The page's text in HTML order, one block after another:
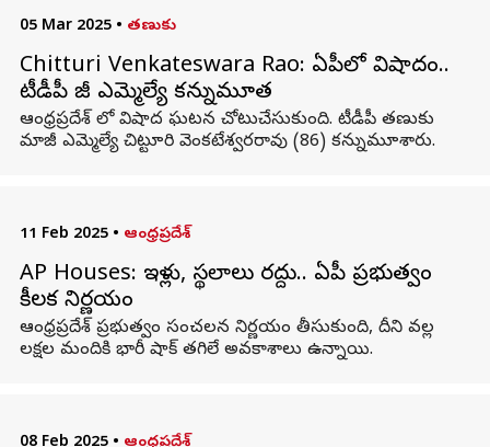
05 Mar 2025 • తణుకు
Chitturi Venkateswara Rao: ఏపీలో విషాదం..
టీడీపీ మాజీ ఎమ్మెల్యే కన్నుమూత
ఆంధ్రప్రదేశ్ లో విషాద ఘటన చోటుచేసుకుంది. టీడీపీ తణుకు
మాజీ ఎమ్మెల్యే చిట్టూరి వెంకటేశ్వరరావు (86) కన్నుమూశారు.
11 Feb 2025 • ఆంధ్రప్రదేశ్
AP Houses: ఇళ్లు, స్థలాలు రద్దు.. ఏపీ ప్రభుత్వం
కీలక నిర్ణయం
ఆంధ్రప్రదేశ్ ప్రభుత్వం సంచలన నిర్ణయం తీసుకుంది, దీని వల్ల
లక్షల మందికి భారీ షాక్ తగిలే అవకాశాలు ఉన్నాయి.